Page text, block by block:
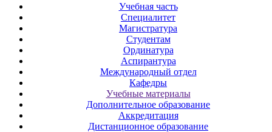
Учебная часть
Специалитет
Магистратура
Студентам
Ординатура
Аспирантура
Международный отдел
Кафедры
Учебные материалы
Дополнительное образование
Аккредитация
Дистанционное образование